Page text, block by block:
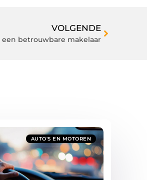
VOLGENDE
betrouwbare makelaar
AUTO'S EN MOTOREN